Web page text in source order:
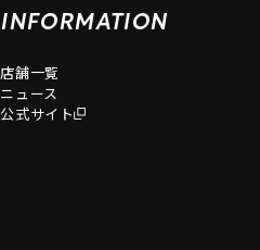
INFORMATION
店舗一覧
ニュース
公式サイト